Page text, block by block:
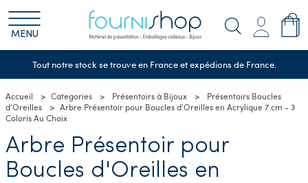
MENU
Tout notre stock se trouve en France et expédions de France.
Accueil Categories Présentoirs à Bijoux
Présentoirs Boucles
d'Oreilles
Arbre Présentoir pour Boucles d'Oreilles en Acrylique 7 cm - 3
Coloris Au Choix
Arbre Présentoir pour
Boucles d'Oreilles en